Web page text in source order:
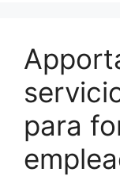
para